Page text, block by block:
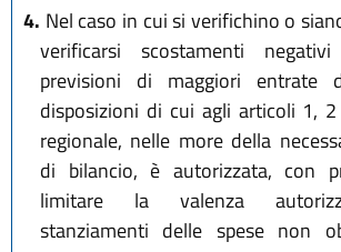
4. Nel caso in cui si verifichino o
verificarsi scostamenti
previsioni di maggiori entrate
disposizioni di cui agli articoli 1,
regionale, nelle more della
di bilancio, è autorizzata, con
limitare la valenza
stanziamenti delle spese non